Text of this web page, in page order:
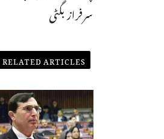
سرفراز بگٹی
RELATED ARTICLES